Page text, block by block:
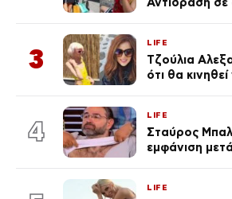
3
LIFE
Τζούλια
ότι θα
4
LIFE
Σταύρος
εμφάνιση
LIFE